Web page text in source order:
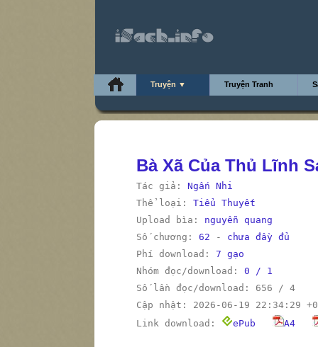
Truyện ▼ Truyện Tranh
Bà Xã Của Thủ Lĩnh
Tác giả: Ngấn Nhi
Thể loại: Tiểu Thuyết
Upload bìa: nguyễn quang
Số chương: 62 - chưa đầy đủ
Phí download: 7 gạo
Nhóm đọc/download: 0 / 1
Số lần đọc/download: 656 / 4
Cập nhật: 2026-06-19 22:34:29
Link download:
ePub A4